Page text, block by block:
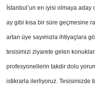
İstanbul’un en iyisi olmaya aday
ay gibi kısa bir süre geçmesine
artan üye sayımızla ihtiyaçlara
tesisimizi ziyarete gelen
profesyonellerin takdir dolu
istikrarla ilerliyoruz. Tesisimizde